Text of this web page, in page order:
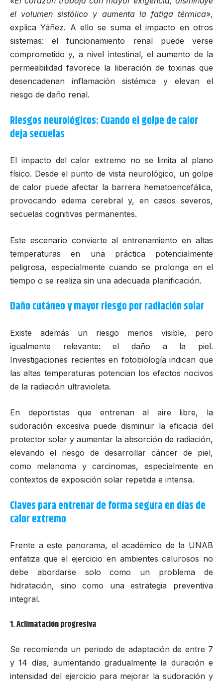
el volumen sistólico y aumenta la fatiga térmica»,
explica Yáñez. A ello se suma el impacto en otros
sistemas: el funcionamiento renal puede verse
comprometido y, a nivel intestinal, el aumento de la
permeabilidad favorece la liberación de toxinas que
desencadenan inflamación sistémica y elevan el
riesgo de daño renal.
Riesgos neurológicos: Cuando el golpe de calor
deja secuelas
El impacto del calor extremo no se limita al plano
físico. Desde el punto de vista neurológico, un golpe
de calor puede afectar la barrera hematoencefálica,
provocando edema cerebral y, en casos severos,
secuelas cognitivas permanentes.
Este escenario convierte al entrenamiento en altas
temperaturas en una práctica potencialmente
peligrosa, especialmente cuando se prolonga en el
tiempo o se realiza sin una adecuada planificación.
Daño cutáneo y mayor riesgo por radiación solar
Existe además un riesgo menos visible, pero
igualmente relevante: el daño a la piel.
Investigaciones recientes en fotobiología indican que
las altas temperaturas potencian los efectos nocivos
de la radiación ultravioleta.
En deportistas que entrenan al aire libre, la
sudoración excesiva puede disminuir la eficacia del
protector solar y aumentar la absorción de radiación,
elevando el riesgo de desarrollar cáncer de piel,
como melanoma y carcinomas, especialmente en
contextos de exposición solar repetida e intensa.
Claves para entrenar de forma segura en días de
calor extremo
Frente a este panorama, el académico de la UNAB
enfatiza que el ejercicio en ambientes calurosos no
debe abordarse solo como un problema de
hidratación, sino como una estrategia preventiva
integral.
1. Aclimatación progresiva
Se recomienda un periodo de adaptación de entre 7
y 14 días, aumentando gradualmente la duración e
intensidad del ejercicio para mejorar la sudoración y